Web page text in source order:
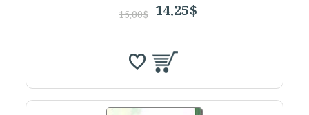
14.25$
15.00$